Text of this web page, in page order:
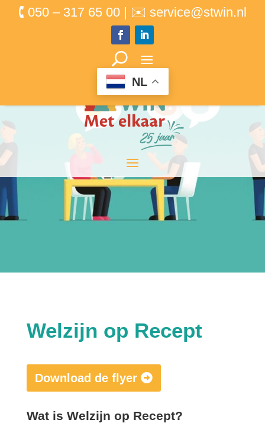
🕻 050 – 317 65 00 | ✉ service@stwin.nl
NL
Welzijn op Recept
Download de flyer
Wat is Welzijn op Recept?